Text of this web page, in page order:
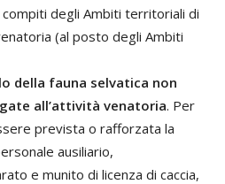
degli Ambiti territoriali di
(al posto degli Ambiti
della fauna selvatica non
all’attività venatoria. Per
prevista o rafforzata la
ausiliario,
e munito di licenza di caccia,